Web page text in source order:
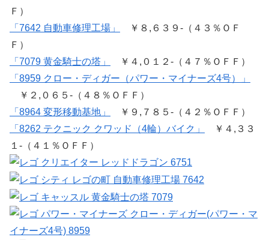
Ｆ）
「7642 自動車修理工場」
￥８,６３９-（４３％ＯＦ
Ｆ）
「7079 黄金騎士の塔」
￥４,０１２-（４７％ＯＦＦ）
「8959 クロー・ディガー（パワー・マイナーズ4号）」
￥２,０６５-（４８％ＯＦＦ）
「8964 変形移動基地」
￥９,７８５-（４２％ＯＦＦ）
「8262 テクニック クワッド（4輪）バイク」
￥４,３３
１-（４１％ＯＦＦ）